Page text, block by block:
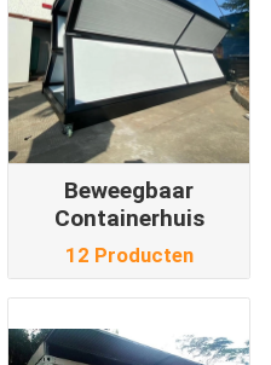
Beweegbaar
Containerhuis
12 Producten